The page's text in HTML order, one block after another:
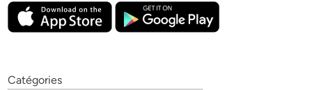
Catégories